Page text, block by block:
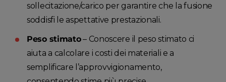
sollecitazione/carico per garantire che la fusione
soddisfi le aspettative prestazionali.
Peso stimato– Conoscere il peso stimato ci
aiuta a calcolare i costi dei materiali e a
semplificare l’approvvigionamento,